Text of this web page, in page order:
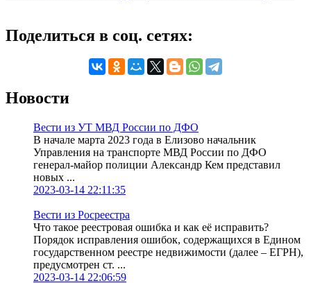
Поделиться в соц. сетях:
Новости
Вести из УТ МВД России по ДФО
В начале марта 2023 года в Елизово начальник
Управления на транспорте МВД России по ДФО
генерал-майор полиции Александр Кем представил
новых ...
2023-03-14 22:11:35
Вести из Росреестра
Что такое реестровая ошибка и как её исправить?
Порядок исправления ошибок, содержащихся в Едином
государственном реестре недвижимости (далее – ЕГРН),
предусмотрен ст. ...
2023-03-14 22:06:59